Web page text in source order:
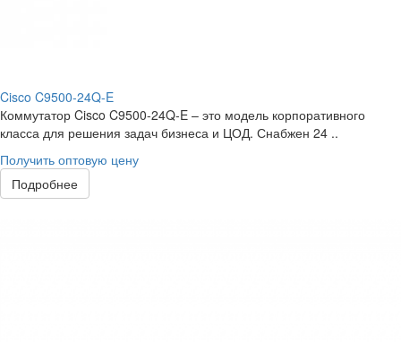
Cisco C9500-24Q-E
Коммутатор Cisco C9500-24Q-E – это модель корпоративного
класса для решения задач бизнеса и ЦОД. Снабжен 24 ..
Получить оптовую цену
Подробнее